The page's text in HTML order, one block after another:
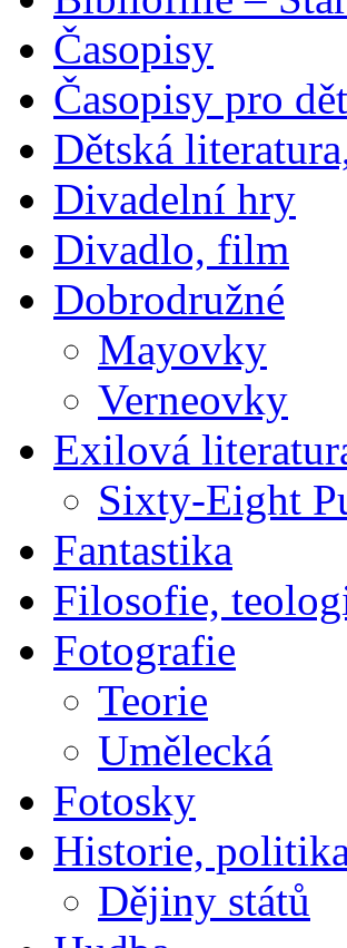
Časopisy
Časopisy pro
Dětská
Divadelní hry
Divadlo, film
Dobrodružné
Mayovky
Verneovky
Exilová
Sixty-Eight
Fantastika
Filosofie,
Fotografie
Teorie
Umělecká
Fotosky
Historie,
Dějiny států